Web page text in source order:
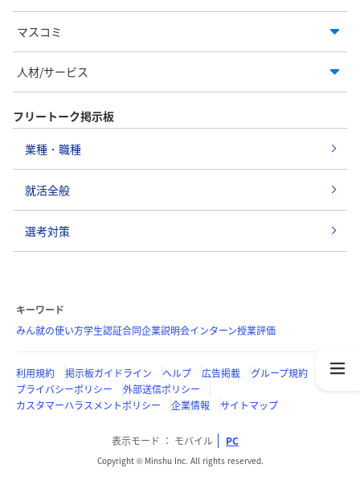
マスコミ
人材/サービス
フリートーク掲示板
業種・職種
就活全般
選考対策
キーワード
みん就の使い方学生認証合同企業説明会インターン授業評価
利用規約 掲示板ガイドライン ヘルプ 広告掲載
グループ規約
プライバシーポリシー
外部送信ポリシー
カスタマーハラスメントポリシー
企業情報 サイトマップ
表示モード モバイル PC
Copyright © Minshu Inc. All rights reserved.